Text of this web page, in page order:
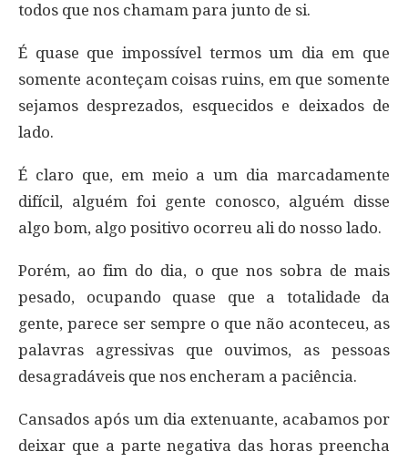
todos que nos chamam para junto de si.
É quase que impossível termos um dia em que
somente aconteçam coisas ruins, em que somente
sejamos desprezados, esquecidos e deixados de
lado.
É claro que, em meio a um dia marcadamente
difícil, alguém foi gente conosco, alguém disse
algo bom, algo positivo ocorreu ali do nosso lado.
Porém, ao fim do dia, o que nos sobra de mais
pesado, ocupando quase que a totalidade da
gente, parece ser sempre o que não aconteceu, as
palavras agressivas que ouvimos, as pessoas
desagradáveis que nos encheram a paciência.
Cansados após um dia extenuante, acabamos por
deixar que a parte negativa das horas preencha